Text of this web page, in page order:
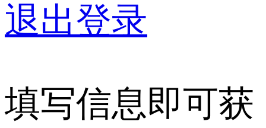
退出登录
填写信息即可获